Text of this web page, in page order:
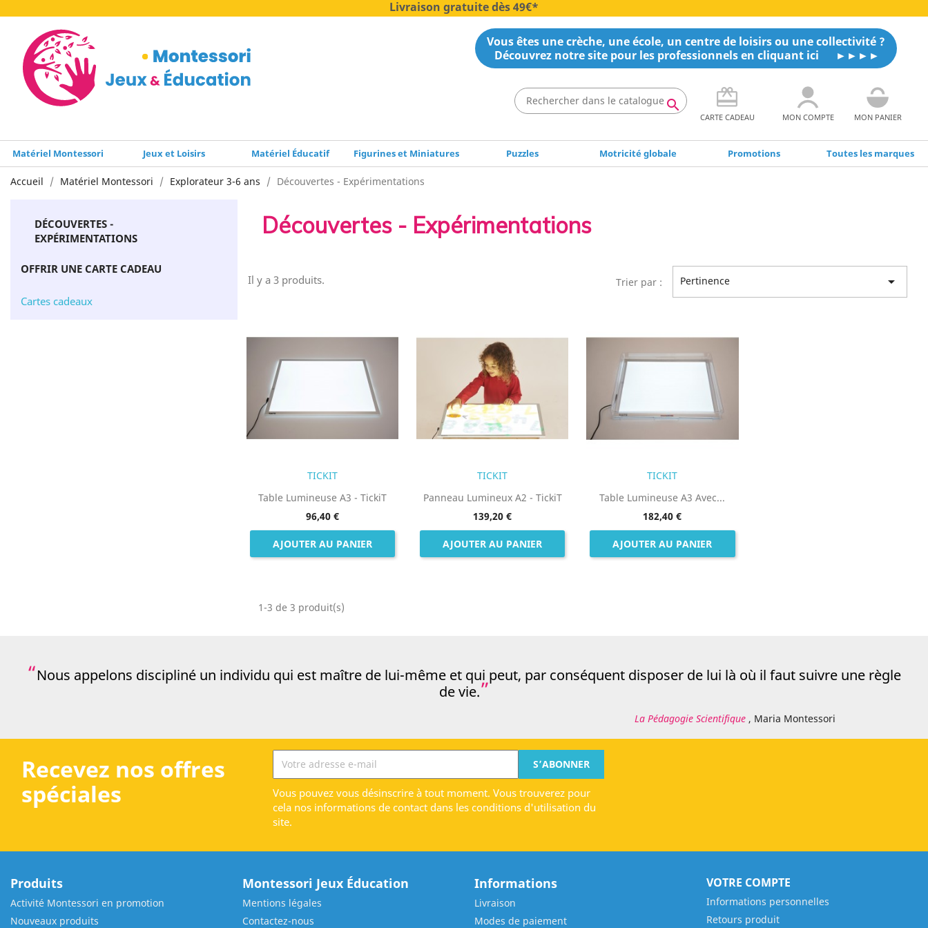
Livraison gratuite dès 49€*
Vous êtes une crèche, une école, un centre de loisirs ou une collectivité ?
Découvrez notre site pour les professionnels en cliquant ici

CARTE CADEAU MON COMPTE MON PANIER
Matériel Montessori Jeux et Loisirs Matériel Éducatif Figurines et Miniatures Puzzles Motricité globale Promotions Toutes les marques
Accueil Matériel Montessori Explorateur 3-6 ans Découvertes - Expérimentations
DÉCOUVERTES -
EXPÉRIMENTATIONS
OFFRIR UNE CARTE CADEAU
Cartes cadeaux
Découvertes - Expérimentations
Il y a 3 produits. Trier par : Pertinence 
TICKIT
Table Lumineuse A3 - TickiT
96,40 €
AJOUTER AU PANIER
TICKIT
Panneau Lumineux A2 - TickiT
139,20 €
AJOUTER AU PANIER
TICKIT
Table Lumineuse A3 Avec...
182,40 €
AJOUTER AU PANIER
1-3 de 3 produit(s)
Nous appelons discipliné un individu qui est maître de lui-même et qui peut, par conséquent disposer de lui là où il faut suivre une règle
de vie.
La Pédagogie Scientifique , Maria Montessori
Recevez nos offres
spéciales
Vous pouvez vous désinscrire à tout moment. Vous trouverez pour
cela nos informations de contact dans les conditions d'utilisation du
site.
Produits
Activité Montessori en promotion
Nouveaux produits
Montessori Jeux Éducation
Mentions légales
Contactez-nous
Informations
Livraison
Modes de paiement
VOTRE COMPTE
Informations personnelles
Retours produit